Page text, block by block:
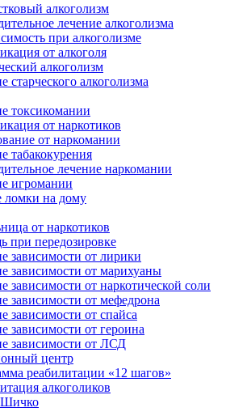
алкоголизм
лечение алкоголизма
при алкоголизме
от алкоголя
алкоголизм
старческого алкоголизма
токсикомании
от наркотиков
от наркомании
табакокурения
лечение наркомании
игромании
ломки на дому
от наркотиков
при передозировке
зависимости от лирики
зависимости от марихуаны
зависимости от наркотической соли
зависимости от мефедрона
зависимости от спайса
зависимости от героина
зависимости от ЛСД
центр
реабилитации «12 шагов»
алкоголиков